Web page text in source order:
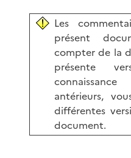
Les
présent
compter de la
présente
antérieurs,
différentes
document.